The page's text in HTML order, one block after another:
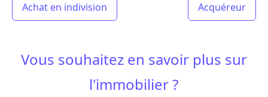
Achat en indivision Acquéreur
Vous souhaitez en savoir plus sur
l'immobilier ?